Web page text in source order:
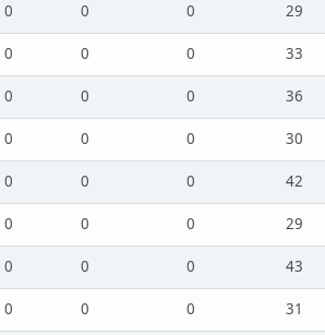
0 0 0
29
0 0 0
33
0 0 0
36
0 0 0
30
0 0 0
42
0 0 0
29
0 0 0
43
0 0 0
31